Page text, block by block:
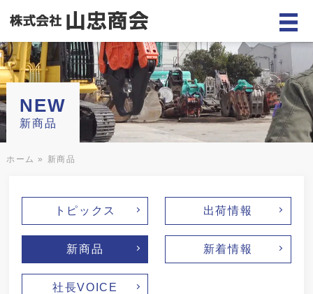
NEW
新商品
ホーム » 新商品
トピックス 出荷情報
新商品 新着情報
社長VOICE